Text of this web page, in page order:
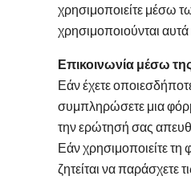
χρησιμοποιείτε μέσω
χρησιμοποιούνται
Επικοινωνία μέσω
Εάν έχετε
συμπληρώσετε μια
την ερώτησή σας
Εάν χρησιμοποιείτε
ζητείται να παράσχετε